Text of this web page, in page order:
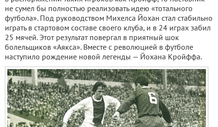
не сумел бы полностью реализовать идею «тотального
футбола». Под руководством Михелса Йохан стал стабильно
играть в стартовом составе своего клуба, и в 24 играх забил
25 мячей. Этот результат повергал в приятный шок
болельщиков «Аякса». Вместе с революцией в футболе
наступило рождение новой легенды — Йохана Кройффа.